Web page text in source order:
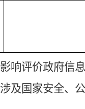
响评价政府信
及国家安全、